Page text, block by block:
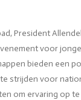
President
voor
bieden een
strijden voor
om ervaring op